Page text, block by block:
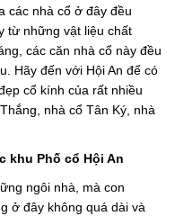
các nhà cổ ở đây đều
từ những vật liệu chất
các căn nhà cổ này đều
Hãy đến với Hội An để có
cổ kính của rất nhiều
nhà cổ Tân Ký, nhà
khu Phố cổ Hội An
ngôi nhà, mà con
ở đây không quá dài và